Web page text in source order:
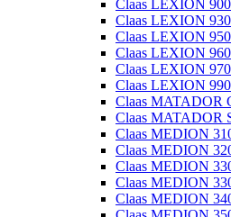
Claas LEXION 900
Claas LEXION 930
Claas LEXION 950
Claas LEXION 960
Claas LEXION 970
Claas LEXION 990
Claas MATADOR
Claas MATADOR
Claas MEDION
Claas MEDION
Claas MEDION
Claas MEDION
Claas MEDION